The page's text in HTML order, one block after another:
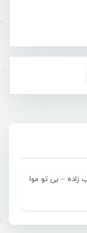
زاده – بی تو موا